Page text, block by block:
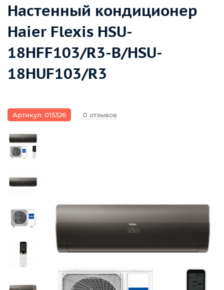
Настенный кондиционер
Haier Flexis HSU-
18HFF103/R3-B/HSU-
18HUF103/R3
Артикул: 015326 0 отзывов